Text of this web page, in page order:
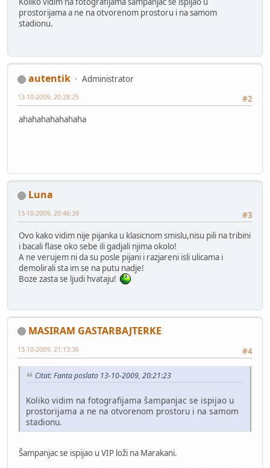
prostorijama a ne na otvorenom prostoru i na samom
stadionu.
autentik
Administrator
#2
13-10-2009, 20:28:25
ahahahahahahaha
Luna
#3
13-10-2009, 20:46:39
Ovo kako vidim nije pijanka u klasicnom smislu,nisu pili na tribini
i bacali flase oko sebe ili gadjali njima okolo!
A ne verujem ni da su posle pijani i razjareni isli ulicama i
demolirali sta im se na putu nadje!
Boze zasta se ljudi hvataju!
MASIRAM GASTARBAJTERKE
#4
13-10-2009, 21:13:36
Citat: Fanta poslato 13-10-2009, 20:21:23
Koliko vidim na fotografijama šampanjac se ispijao u
prostorijama a ne na otvorenom prostoru i na samom
stadionu.
Šampanjac se ispijao u VIP loži na Marakani.